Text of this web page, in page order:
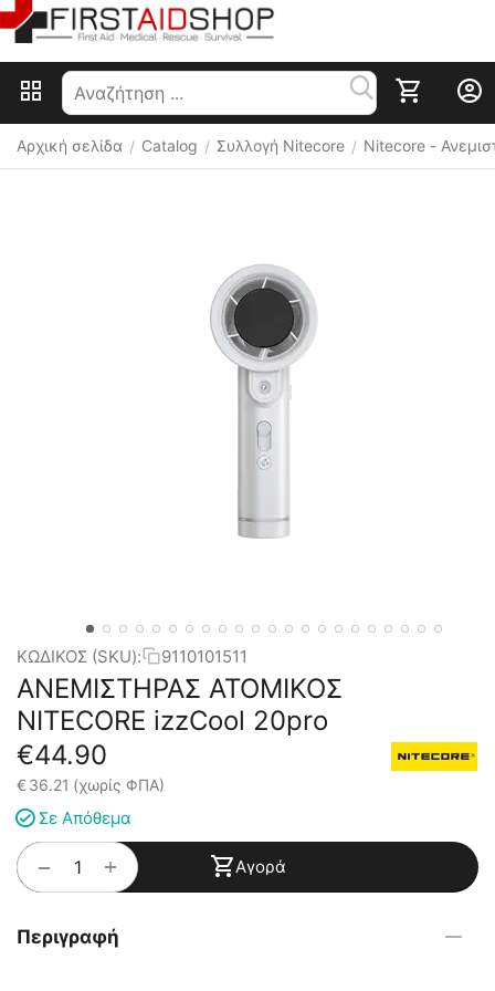
Αρχική σελίδα / Catalog / Συλλογή Nitecore / Nitecore -
ΚΩΔΙΚΟΣ (SKU): 9110101511
ΑΝΕΜΙΣΤΗΡΑΣ ΑΤΟΜΙΚΟΣ
NITECORE izzCool 20pro
€44.90
€36.21 (χωρίς ΦΠΑ)
Σε Απόθεμα
+
− Αγορά
Περιγραφή